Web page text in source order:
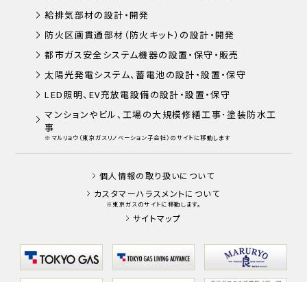
給排気部材の設計・開発
防火区画貫通部材（防火キット）の設計・開発
都市ガス安全システム機器の設置・保守・販売
太陽光発電システム、蓄電池の設計・設置・保守
LED照明、EV充放電設備の設計・設置・保守
マンションやビル､工場の大規模修繕工事･塗装防水工
事
※マルリョウ（東京ガスリノベーション子会社）のサイトに移動します
個人情報の取り扱いについて
カスタマーハラスメントについて
※東京ガスのサイトに移動します。
サイトマップ